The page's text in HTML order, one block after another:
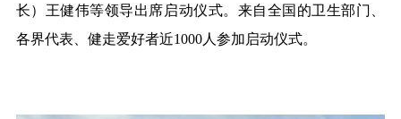
长） 王健伟等领导出席启动仪式。来自全国的卫生部门、
各界代表、健走爱好者近1000人参加启动仪式。